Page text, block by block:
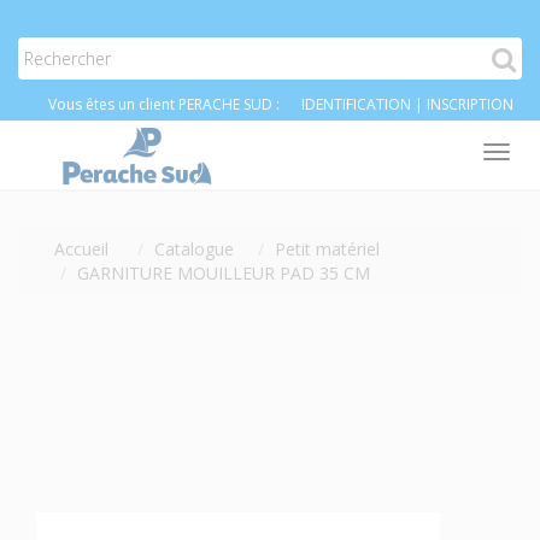
Vous êtes un client PERACHE SUD : IDENTIFICATION | INSCRIPTION
Accueil Catalogue
Petit matériel
GARNITURE MOUILLEUR PAD 35 CM